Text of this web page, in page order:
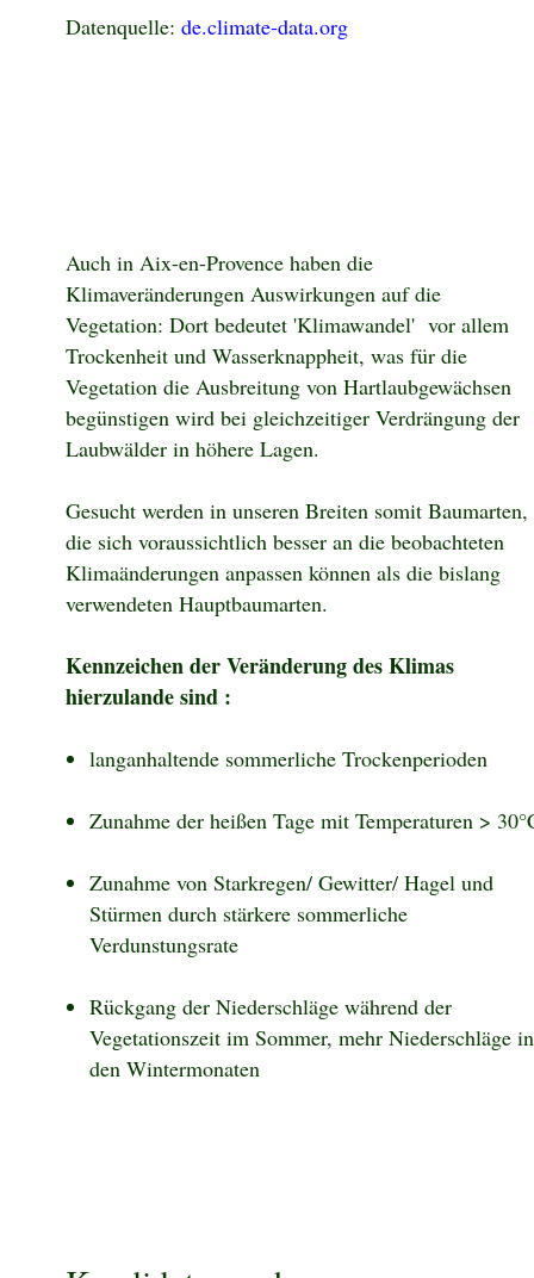
Datenquelle: de.climate-data.org
Auch in Aix-en-Provence haben die
Klimaveränderungen Auswirkungen auf die
Vegetation: Dort bedeutet 'Klimawandel' vor allem
Trockenheit und Wasserknappheit, was für die
Vegetation die Ausbreitung von Hartlaubgewächsen
begünstigen wird bei gleichzeitiger Verdrängung der
Laubwälder in höhere Lagen.
Gesucht werden in unseren Breiten somit Baumarten,
die sich voraussichtlich besser an die beobachteten
Klimaänderungen anpassen können als die bislang
verwendeten Hauptbaumarten.
Kennzeichen der Veränderung des Klimas
hierzulande sind :
langanhaltende sommerliche Trockenperioden
Zunahme der heißen Tage mit Temperaturen >
Zunahme von Starkregen/ Gewitter/ Hagel und
Stürmen durch stärkere sommerliche
Verdunstungsrate
Rückgang der Niederschläge während der
Vegetationszeit im Sommer, mehr Niederschläge in
den Wintermonaten